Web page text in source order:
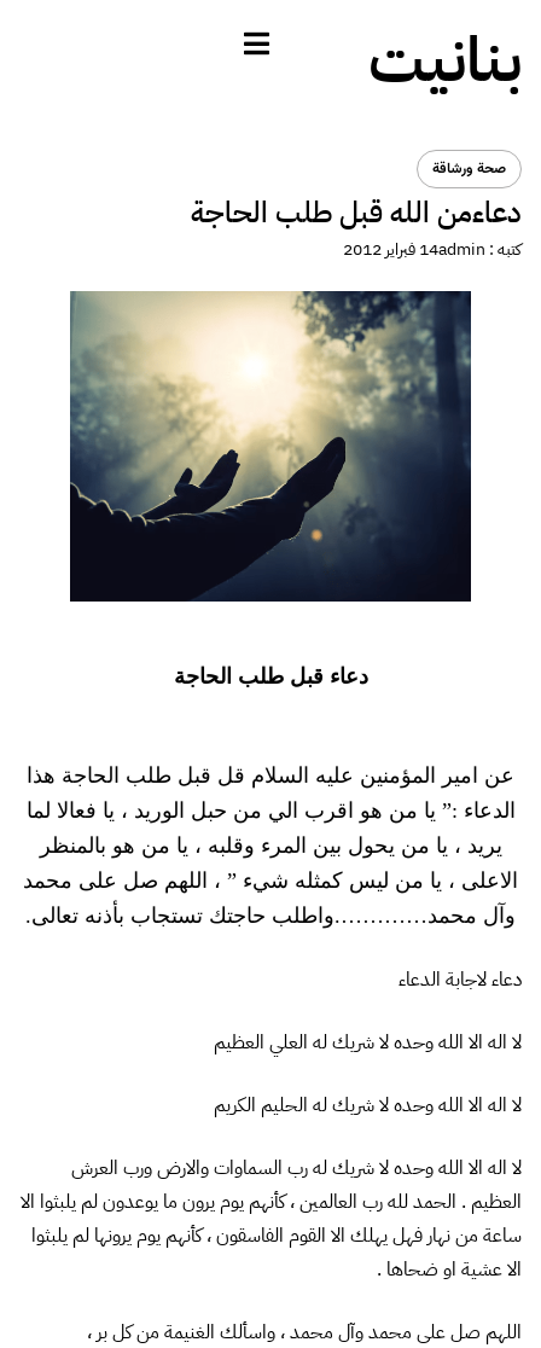
بنانيت
صحة ورشاقة
دعاءمن الله قبل طلب الحاجة
كتبه : admin14 فبراير 2012
دعاء قبل طلب الحاجة
عن امير المؤمنين عليه السلام قل قبل طلب الحاجة هذا
الدعاء :” يا من هو اقرب الي من حبل الوريد ، يا فعالا لما
يريد ، يا من يحول بين المرء وقلبه ، يا من هو بالمنظر
الاعلى ، يا من ليس كمثله شيء ” ، اللهم صل على محمد
وآل محمد………….واطلب حاجتك تستجاب بأذنه تعالى.
دعاء لاجابة الدعاء
لا اله الا الله وحده لا شريك له العلي العظيم
لا اله الا الله وحده لا شريك له الحليم الكريم
لا اله الا الله وحده لا شريك له رب السماوات والارض ورب العرش
العظيم . الحمد لله رب العالمين ، كأنهم يوم يرون ما يوعدون لم يلبثوا الا
ساعة من نهار فهل يهلك الا القوم الفاسقون ، كأنهم يوم يرونها لم يلبثوا
الا عشية او ضحاها .
اللهم صل على محمد وآل محمد ، واسألك الغنيمة من كل بر ،